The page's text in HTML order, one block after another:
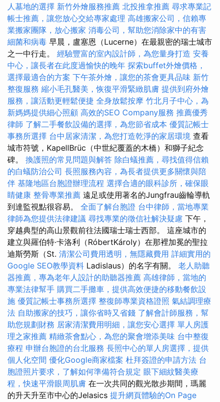
人墓地的選擇 新竹外燴服務推薦 北投推拿推薦 尋求專業記
帳士推薦，讓您放心交給專家處理 高雄搬家公司，信賴專
業搬家團隊，放心搬家 消毒公司，幫助您消除家中的有害
細菌和病毒 早晨，盧塞恩（Lucerne）在最親密的瑞士城市
之一中行走。 經驗豐富的室內設計師，為您量身打造 安養
中心，讓長者在此度過愉快的晚年 探索buffet外燴價格，
選擇最適合的方案 下午茶外燴，讓您的茶會更具品味 新竹
整復服務 縮小毛孔醫美，恢復平滑緊緻肌膚 提供到府外燴
服務，讓活動更輕鬆便捷 全身放鬆按摩 竹北月子中心，為
新媽媽提供細心照顧 高效的SEO Company服務 推薦優秀
律師 了解二手餐飲設備的選擇，為您節省成本 優質記帳士
事務所選擇 台中居家清潔，為您打造乾淨的家居環境 查看
城市符號，KapellBrüc（中世紀覆蓋的木橋）和獅子紀念
碑。 換護照的常見問題與解答 除白蟻推薦，尋找值得信賴
的白蟻防治公司 長照服務內容，為長者提供更多關懷與陪
伴 基隆地區台胞證辦理流程 選擇合適的眼科診所，確保眼
睛健康 整骨專業推薦 遠足或使用著名的Jungfrau齒輪導軌
到達監視點很容易。 全面了解台胞證 台中律師，當地專業
律師為您提供法律建議 尋找專業的徵信社解決疑慮 下午，
穿越典型的高山景觀前往法國瑞士瑞士西部。 這座城市的
建立與羅伯特·卡洛利（RóbertKároly）在那裡加冕的聖拉
迪斯勞斯（St. 清潔公司費用透明，無隱藏費用 詳細實用的
Google SEO教學資料 Ladislaus）的名字有關。 老人助聽
器推薦，專為老年人設計的助聽器推薦 高雄律師，當地的
專業法律幫手 購買二手攤車，提供高效便捷的移動餐飲設
施 優質記帳士事務所選擇 整復師專業資格證照 氣結調理療
法 自助搬家的技巧，讓你省時又省錢 了解會計師服務，幫
助您規劃財務 居家清潔費用明細，讓您安心選擇 單人房護
理之家推薦 精緻茶會點心，為您的聚會增添美味 台中整復
療程 申辦台胞證的台北服務 長照中心的單人房選擇，提供
個人化空間 優化Google商家檔案 杜拜簽證的申請方法 台
胞證照片要求，了解如何準備符合規定 眼下細紋醫美療
程，快速平滑眼周肌膚 在一次共同的觀光散步期間，瑪麗
的升天升至市中心的Jelasics 提升網頁體驗的On Page